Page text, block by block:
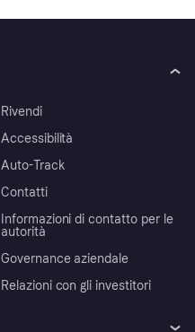
Rivendi
Accessibilità
Auto-Track
Contatti
Informazioni di contatto per le
autorità
Governance aziendale
Relazioni con gli investitori